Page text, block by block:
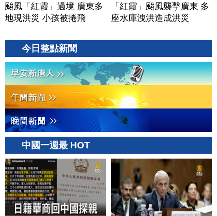
颱風「紅霞」過境 廣東多
地現洪災 小孩被捲飛
「紅霞」颱風襲擊廣東 多
座水庫洩洪造成洪災
今日整點新聞
中國一週最 HOT